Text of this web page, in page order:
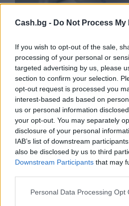
Cash.bg - Do Not Process
If you wish to opt-out of the sale,
processing of your personal or
targeted advertising by us, please
section to confirm your selection.
opt-out request is processed you
interest-based ads based on
us or personal information
your opt-out. You may separately
disclosure of your personal
IAB’s list of downstream
also be disclosed by us to third
Downstream Participants that may
Personal Data Processing Opt
Ню Йорк стана 14-ият
който е разрешена
06.08.2026 / 16:00